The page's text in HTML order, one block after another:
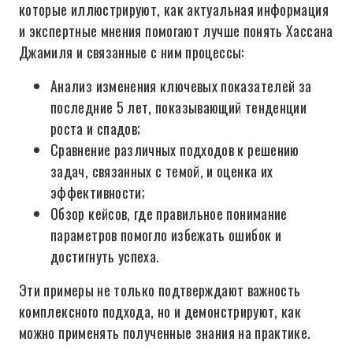
которые иллюстрируют, как актуальная информация
и экспертные мнения помогают лучше понять Хассана
Джамиля и связанные с ним процессы:
Анализ изменения ключевых показателей за
последние 5 лет, показывающий тенденции
роста и спадов;
Сравнение различных подходов к решению
задач, связанных с темой, и оценка их
эффективности;
Обзор кейсов, где правильное понимание
параметров помогло избежать ошибок и
достигнуть успеха.
Эти примеры не только подтверждают важность
комплексного подхода, но и демонстрируют, как
можно применять полученные знания на практике.